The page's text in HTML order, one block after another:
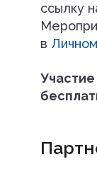
ссылку
в